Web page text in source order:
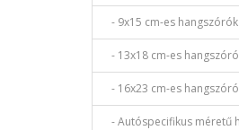
- 9x15 cm-es hangszórók
- 13x18 cm-es
- 16x23 cm-es
- Autóspecifikus méretű